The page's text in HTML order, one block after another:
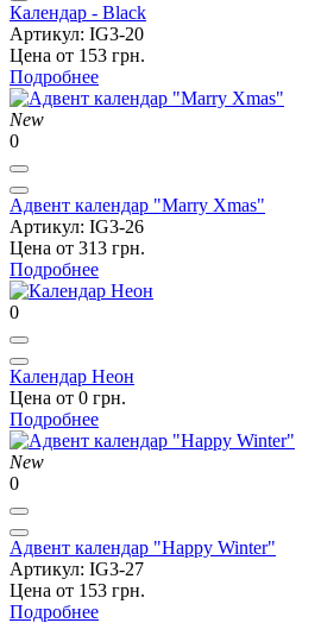
Календар - Black
Артикул: IG3-20
Цена от 153 грн.
Подробнее
New
0
Адвент календар "Marry Xmas"
Артикул: IG3-26
Цена от 313 грн.
Подробнее
0
Календар Неон
Цена от 0 грн.
Подробнее
New
0
Адвент календар "Happy Winter"
Артикул: IG3-27
Цена от 153 грн.
Подробнее